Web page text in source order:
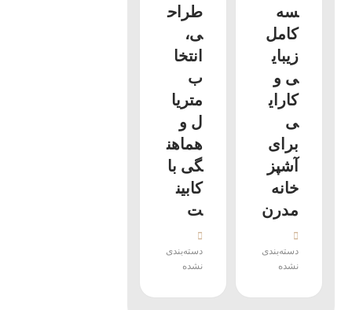
سه
کامل
زیبای
ی و
کارای
ی
برای
آشپز
خانه
مدرن
دسته‌بندی
نشده
طراح
ی،
انتخا
ب
متریا
ل و
هماهن
گی با
کابین
ت
دسته‌بندی
نشده